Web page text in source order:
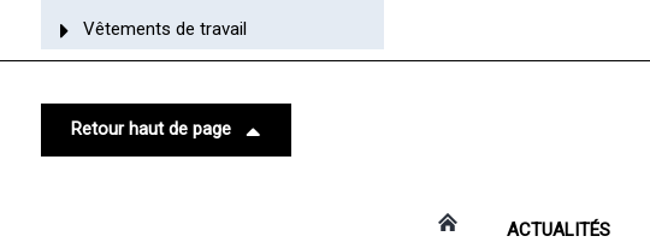
Vêtements de travail
Retour haut de page
ACTUALITÉS